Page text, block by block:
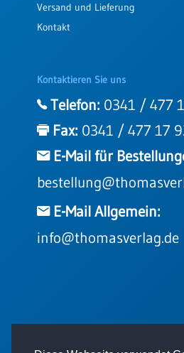
Versand und Lieferung
Kontakt
Kontaktieren Sie uns
Telefon: 0341 / 477
Fax: 0341 / 477 17
E-Mail für
E-Mail Allgemein:
info@thomasverlag.de